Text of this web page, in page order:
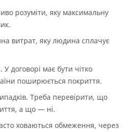
розуміти, яку максимальну
витрат, яку людина сплачує
У договорі має бути чітко
поширюється покриття.
Треба перевірити, що
а що — ні.
ховаються обмеження, через